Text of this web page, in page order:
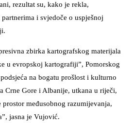
rezultat su, kako je rekla,
i svjedoče o uspješnoj
zbirka kartografskog materijala
u evropskoj kartografiji”, Pomorskog
na bogatu prošlost i kulturno
Crne Gore i Albanije, utkana u riječi,
međusobnog razumijevanja,
jasna je Vujović.